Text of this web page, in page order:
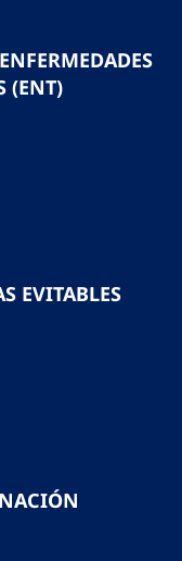
(ENT)
EVITABLES